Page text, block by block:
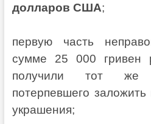
долларов США;
первую часть
сумме 25 000 гривен
получили тот же
потерпевшего
украшения;